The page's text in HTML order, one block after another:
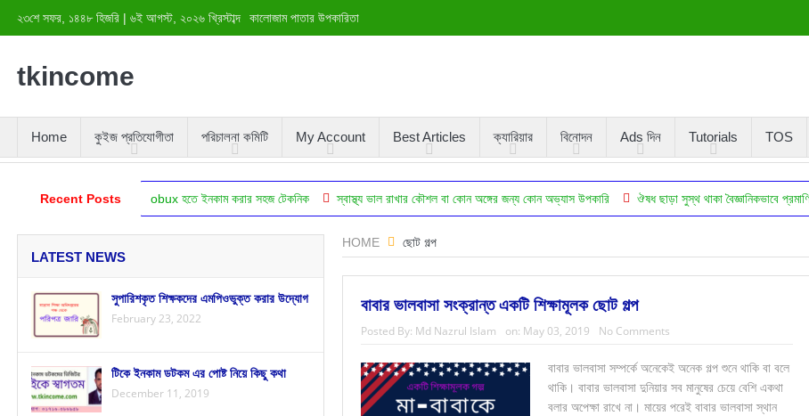
২৩শে সফর, ১৪৪৮ হিজরি | ৬ই আগস্ট, ২০২৬ খ্রিস্টাব্দ কালোজাম পাতার উপকারিতা
tkincome
Home কুইজ প্রতিযোগীতা পরিচালনা কমিটি My Account Best Articles ক্যারিয়ার বিনোদন Ads দিন Tutorials TOS
Recent Posts
থেকে) neobux হতে ইনকাম করার সহজ টেকনিক স্বাস্থ্য ভাল রাখার কৌশল বা কোন অঙ্গের জন্য কোন অভ্যাস উপকারি ঔষধ ছাড়া সুস্থ থাকা বৈজ্ঞানিকভাবে প্রমাণিত ১০টি উপায়
HOME ছোট গল্প
বাবার ভালবাসা সংক্রান্ত একটি শিক্ষামূলক ছোট গল্প
Posted By: Md Nazrul Islam on: May 03, 2019 No Comments
বাবার ভালবাসা সম্পর্কে অনেকেই অনেক গল্প শুনে থাকি বা বলে
থাকি। বাবার ভালবাসা দুনিয়ার সব মানুষের চেয়ে বেশি একথা
বলার অপেক্ষা রাখে না। মায়ের পরেই বাবার ভালবাসা স্থান
LATEST NEWS
সুপারিশকৃত শিক্ষকদের এমপিওভুক্ত করার উদ্যোগ
February 23, 2022
টিকে ইনকাম ডটকম এর পোষ্ট নিয়ে কিছু কথা
December 11, 2019